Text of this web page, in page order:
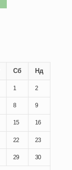
Сб Нд
1 2
8 9
15 16
22 23
29 30